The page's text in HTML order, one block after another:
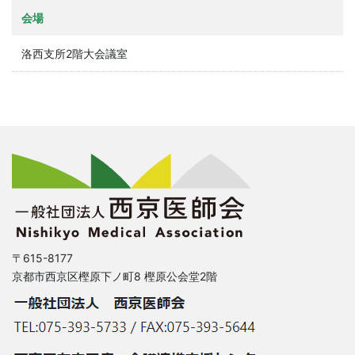
会場
洛西支所2階大会議室
〒615-8177
京都市西京区樫原下ノ町8 樫原公会堂2階